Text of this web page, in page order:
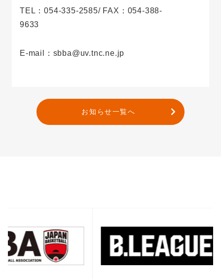
TEL：054-335-2585/ FAX：054-388-
9633
E-mail：sbba@uv.tnc.ne.jp
お知らせ一覧へ